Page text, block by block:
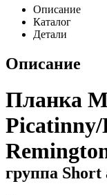
Описание
Каталог
Детали
Описание
Планка
Picatinny/
группа Short